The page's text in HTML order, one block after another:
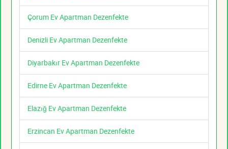
Çorum Ev Apartman Dezenfekte
Denizli Ev Apartman Dezenfekte
Diyarbakır Ev Apartman Dezenfekte
Edirne Ev Apartman Dezenfekte
Elazığ Ev Apartman Dezenfekte
Erzincan Ev Apartman Dezenfekte